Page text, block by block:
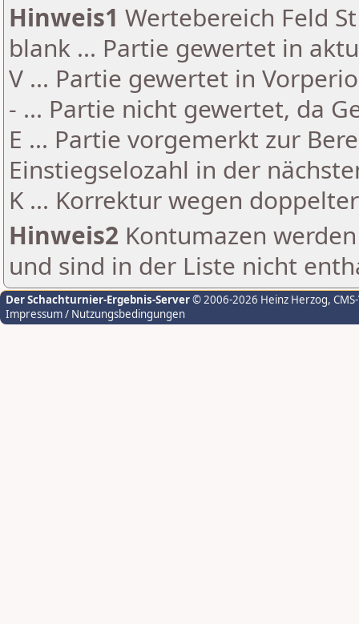
Hinweis1 Wertebereich Feld
blank ... Partie gewertet in
V ... Partie gewertet in
- ... Partie nicht gewertet, da
E ... Partie vorgemerkt zur
Einstiegselozahl in der
K ... Korrektur wegen
Hinweis2 Kontumazen
und sind in der Liste nicht
Der Schachturnier-Ergebnis-Server© 2006-2026 Heinz Herzog,
Impressum / Nutzungsbedingungen